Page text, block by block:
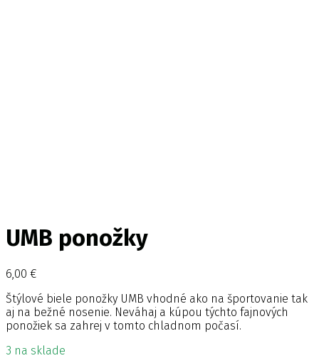
UMB ponožky
6,00 €
Štýlové biele ponožky UMB vhodné ako na športovanie tak
aj na bežné nosenie. Neváhaj a kúpou týchto fajnových
ponožiek sa zahrej v tomto chladnom počasí.
3 na sklade